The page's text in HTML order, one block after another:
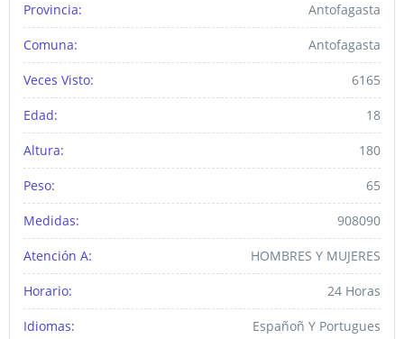
Provincia: Antofagasta
Comuna: Antofagasta
Veces Visto: 6165
Edad: 18
Altura: 180
Peso: 65
Medidas: 908090
Atención A: HOMBRES Y MUJERES
Horario: 24 Horas
Idiomas: Españoñ Y Portugues